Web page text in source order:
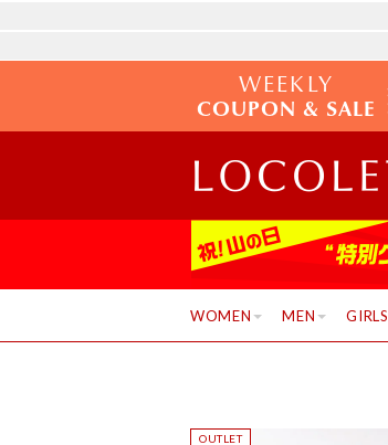
WEEKLY
COUPON & SALE
WOMEN MEN GIRLS